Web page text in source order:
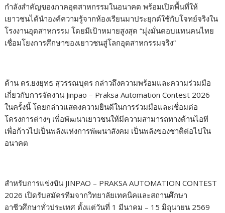
กำลังสำคัญของภาคอุตสาหกรรมในอนาคต พร้อมเปิดพื้นที่ให้
เยาวชนได้นำองค์ความรู้จากห้องเรียนมาประยุกต์ใช้กับโจทย์จริงใน
โรงงานอุตสาหกรรม โดยมีเป้าหมายสูงสุด “มุ่งมั่นตอบแทนคนไทย
เชื่อมโยงการศึกษาของเยาวชนสู่โลกอุตสาหกรรมจริง”
ด้าน ดร.ยงยุทธ สุวรรณบุตร กล่าวถึงความพร้อมและความร่วมมือ
เกี่ยวกับการจัดงาน Jinpao – Praksa Automation Contest 2026
ในครั้งนี้ โดยกล่าวแสดงความยินดีในการร่วมมือและเชื่อมต่อ
โครงการต่างๆ เพื่อพัฒนาเยาวชนให้มีความสามารถทางด้านไอที
เพื่อก้าวไปเป็นพลังแห่งการพัฒนาสังคม เป็นพลังของชาติต่อไปใน
อนาคต
สำหรับการแข่งขัน JINPAO – PRAKSA AUTOMATION CONTEST
2026 เปิดรับสมัครทีมจากวิทยาลัยเทคนิคและสถานศึกษา
อาชีวศึกษาทั่วประเทศ ตั้งแต่วันที่ 1 มีนาคม – 15 มิถุนายน 2569